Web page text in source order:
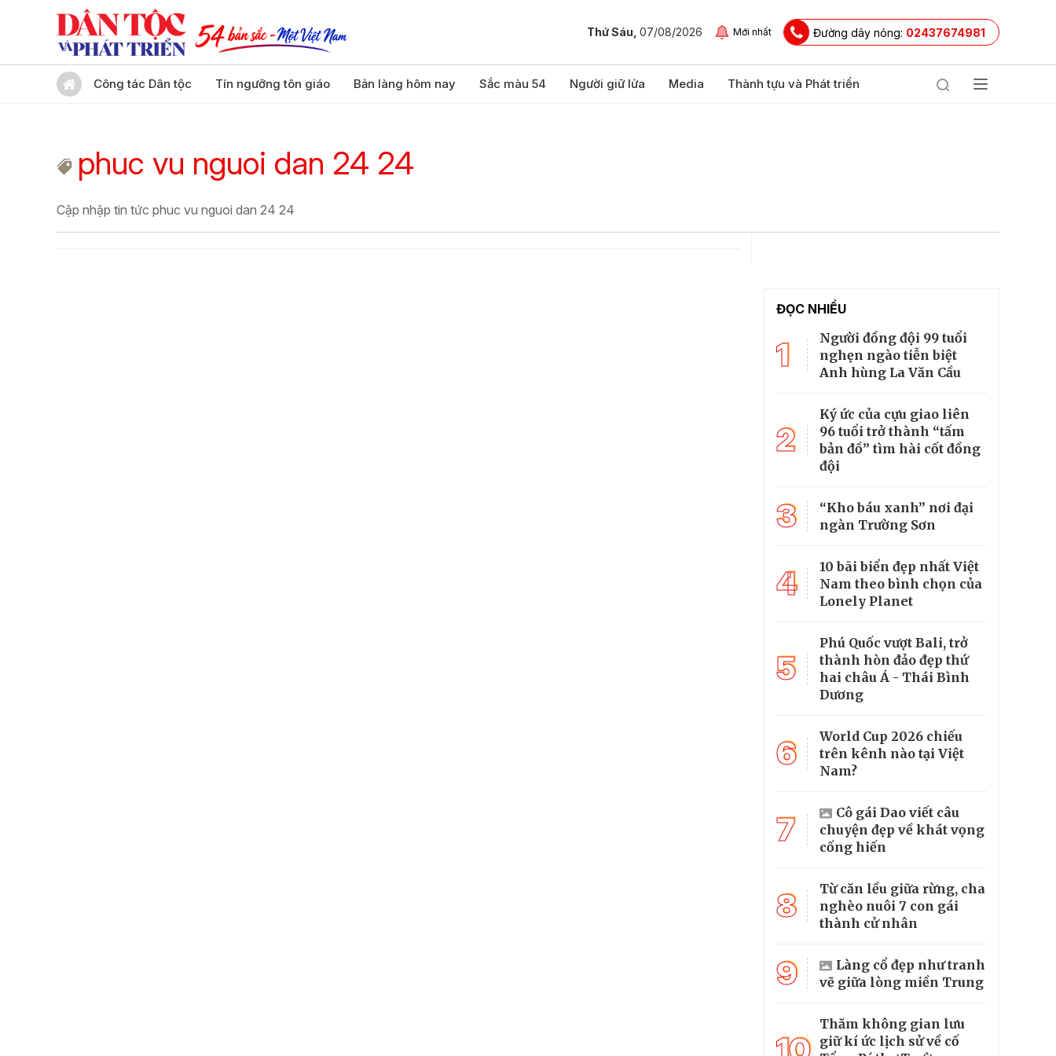
Thứ Sáu, 07/08/2026 Mới nhất Đường dây nóng: 02437674981
Công tác Dân tộc Tín ngưỡng tôn giáo Bản làng hôm nay Sắc màu 54 Người giữ lửa Media Thành tựu và Phát triển
phuc vu nguoi dan 24 24
Cập nhập tin tức phuc vu nguoi dan 24 24
ĐỌC NHIỀU
1
Người đồng đội 99 tuổi
nghẹn ngào tiễn biệt
Anh hùng La Văn Cầu
2
Ký ức của cựu giao liên
96 tuổi trở thành “tấm
bản đồ” tìm hài cốt đồng
đội
3
“Kho báu xanh” nơi đại
ngàn Trường Sơn
4
10 bãi biển đẹp nhất Việt
Nam theo bình chọn của
Lonely Planet
5
Phú Quốc vượt Bali, trở
thành hòn đảo đẹp thứ
hai châu Á - Thái Bình
Dương
6
World Cup 2026 chiếu
trên kênh nào tại Việt
Nam?
7
Cô gái Dao viết câu
chuyện đẹp về khát vọng
cống hiến
8
Từ căn lều giữa rừng, cha
nghèo nuôi 7 con gái
thành cử nhân
9
Làng cổ đẹp như tranh
vẽ giữa lòng miền Trung
Thăm không gian lưu
giữ kí ức lịch sử về cố